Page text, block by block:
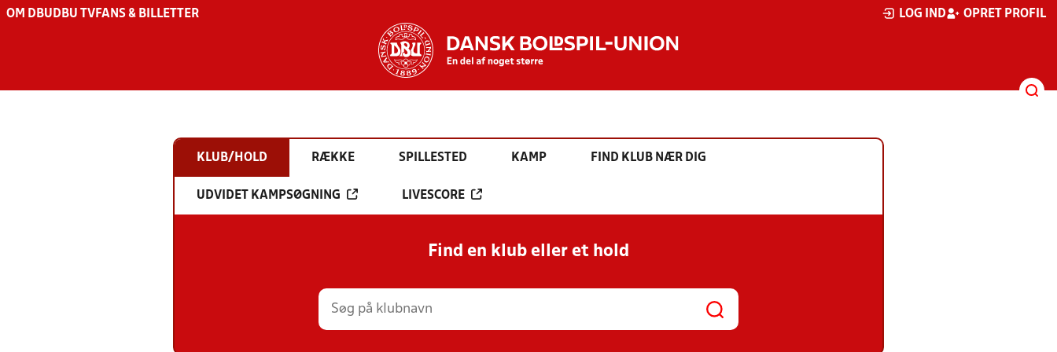
OM DBU DBU TV FANS & BILLETTER LOG IND OPRET PROFIL
KLUB/HOLD RÆKKE SPILLESTED KAMP FIND KLUB NÆR DIG
UDVIDET KAMPSØGNING LIVESCORE
Find en klub eller et hold